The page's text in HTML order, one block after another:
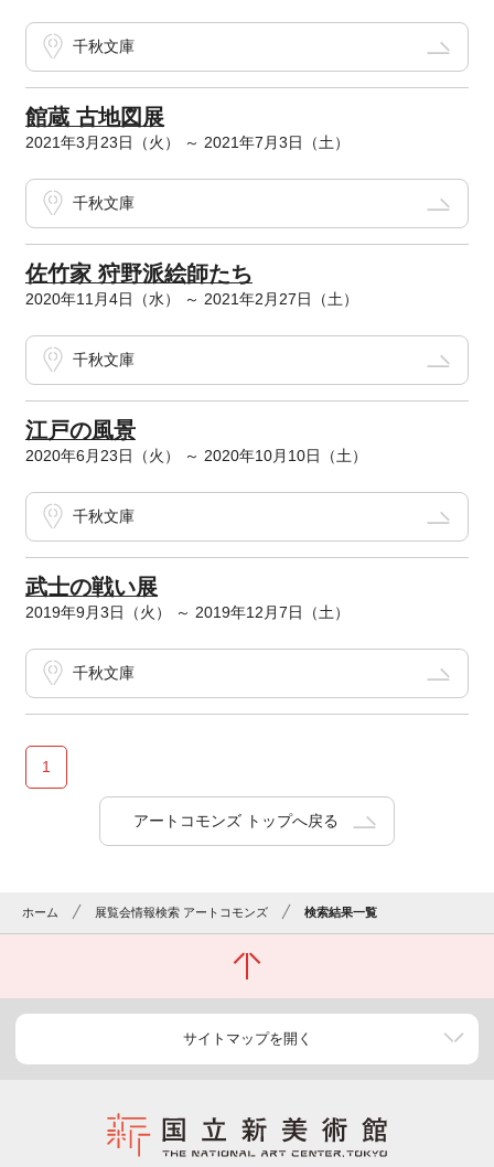
千秋文庫
館蔵 古地図展
2021年3月23日（火） ～ 2021年7月3日（土）
千秋文庫
佐竹家 狩野派絵師たち
2020年11月4日（水） ～ 2021年2月27日（土）
千秋文庫
江戸の風景
2020年6月23日（火） ～ 2020年10月10日（土）
千秋文庫
武士の戦い展
2019年9月3日（火） ～ 2019年12月7日（土）
千秋文庫
1
アートコモンズ トップへ戻る
ホーム 展覧会情報検索 アートコモンズ 検索結果一覧
サイトマップを開く